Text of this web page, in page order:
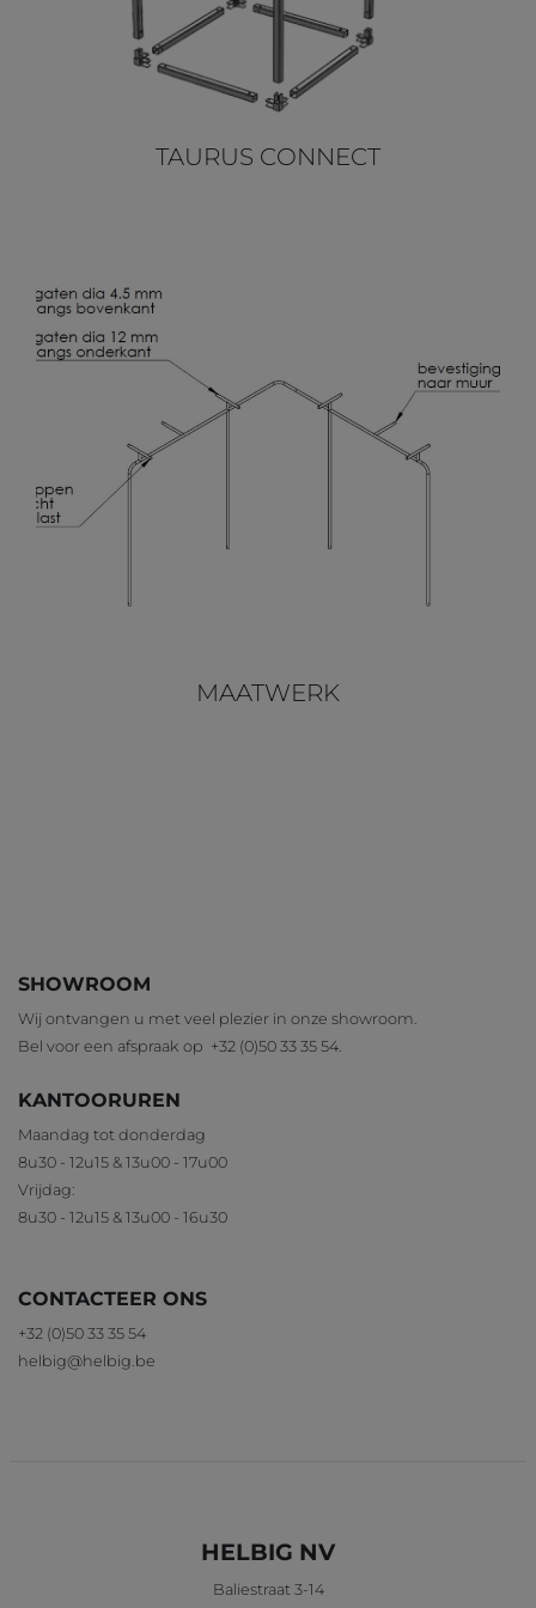
TAURUS CONNECT
MAATWERK
SHOWROOM
Wij ontvangen u met veel plezier in onze showroom.
Bel voor een afspraak op +32 (0)50 33 35 54.
KANTOORUREN
Maandag tot donderdag
8u30 - 12u15 & 13u00 - 17u00
Vrijdag:
8u30 - 12u15 & 13u00 - 16u30
CONTACTEER ONS
+32 (0)50 33 35 54
helbig@helbig.be
HELBIG NV
Baliestraat 3-14